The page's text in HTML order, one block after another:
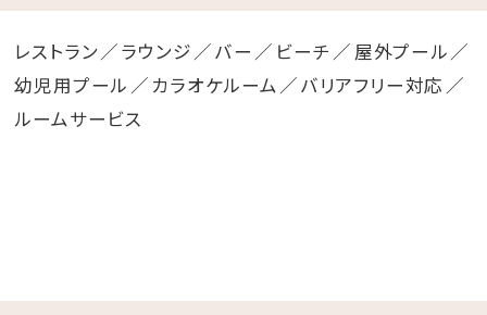
レストラン ラウンジ バー ビーチ
屋外プール
幼児用プール
カラオケルーム
バリアフリー対応
ルームサービス